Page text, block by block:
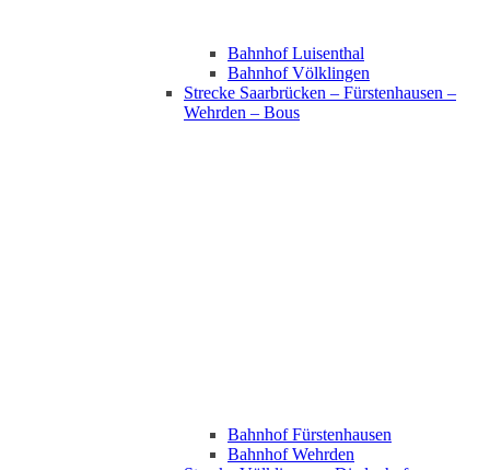
Bahnhof Luisenthal
Bahnhof Völklingen
Strecke Saarbrücken – Fürstenhausen –
Wehrden – Bous
Bahnhof Fürstenhausen
Bahnhof Wehrden